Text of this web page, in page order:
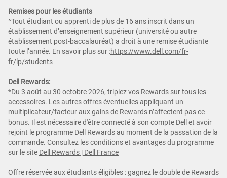
Remises pour les étudiants
^Tout étudiant ou apprenti de plus de 16 ans inscrit dans un
établissement d’enseignement supérieur (université ou autre
établissement post-baccalauréat) a droit à une remise étudiante
toute l’année. En savoir plus sur :https://www.dell.com/fr-
fr/lp/students
Dell Rewards:
*Du 3 août au 30 octobre 2026, triplez vos Rewards sur tous les
accessoires. Les autres offres éventuelles appliquant un
multiplicateur/facteur aux gains de Rewards n’affectent pas ce
bonus. Il est nécessaire d'être connecté à son compte Dell et avoir
rejoint le programme Dell Rewards au moment de la passation de la
commande. Consultez les conditions et avantages du programme
sur le site Dell Rewards | Dell France
Offre réservée aux étudiants éligibles : gagnez le double de Rewards